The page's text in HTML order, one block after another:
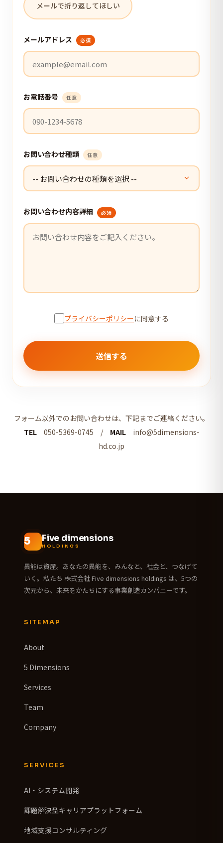
メールで折り返してほしい
メールアドレス 必須
お電話番号 任意
お問い合わせ種類 任意
お問い合わせ内容詳細 必須
プライバシーポリシーに同意する
送信する
フォーム以外でのお問い合わせは、下記までご連絡ください。
TEL050-5369-0745 / MAILinfo@5dimensions-
hd.co.jp
Five dimensions
HOLDINGS
異能は資産。あなたの異能を、みんなと、社会と、つなげて
いく。私たち 株式会社 Five dimensions holdings は、5つの
次元から、未来をかたちにする事業創造カンパニーです。
SITEMAP
About
5 Dimensions
Services
Team
Company
SERVICES
AI・システム開発
課題解決型キャリアプラットフォーム
地域支援コンサルティング